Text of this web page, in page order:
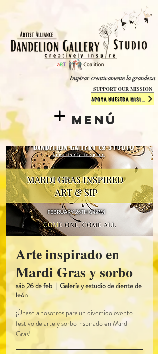
​​​Inspirar creativamente la grandeza
Menú
SUPPORT OUR MISSION
Arte inspirado en
Mardi Gras y sorbo
sáb 26 de feb
  |
Galería y estudio de diente de
león
¡Únase a nosotros para un divertido evento
festivo de arte y sorbo inspirado en Mardi
Gras!